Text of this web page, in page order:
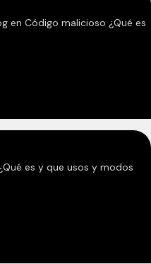
en Código malicioso ¿Qué es
es y que usos y modos